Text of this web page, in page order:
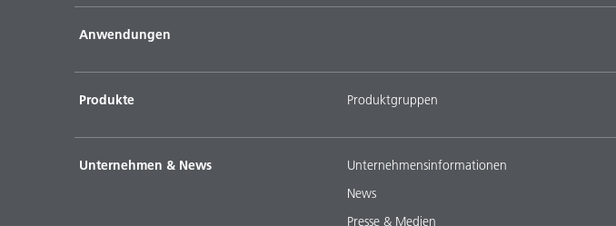
Anwendungen
Produkte Produktgruppen
Unternehmen & News
Unternehmensinformationen
News
Presse & Medien